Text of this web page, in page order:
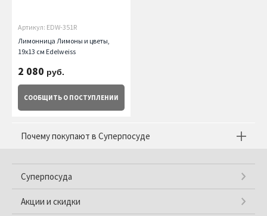
Артикул: EDW-351R
Лимонница Лимоны и цветы,
19х13 см Edelweiss
2 080 руб.
СООБЩИТЬ О ПОСТУПЛЕНИИ
Почему покупают в Суперпосуде
Суперпосуда
Акции и скидки